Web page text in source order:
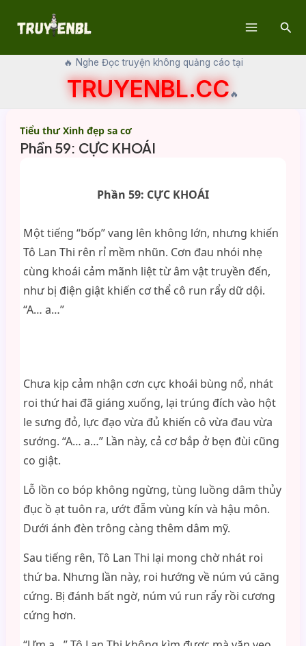
🔥 Nghe Đọc truyện không quảng cáo tại
TRUYENBL.CC🔥
Tiểu thư Xinh đẹp sa cơ
Phần 59: CỰC KHOÁI
Phần 59: CỰC KHOÁI
Một tiếng “bốp” vang lên không lớn, nhưng khiến
Tô Lan Thi rên rỉ mềm nhũn. Cơn đau nhói nhẹ
cùng khoái cảm mãnh liệt từ âm vật truyền đến,
như bị điện giật khiến cơ thể cô run rẩy dữ dội.
“A… a…”
Chưa kịp cảm nhận cơn cực khoái bùng nổ, nhát
roi thứ hai đã giáng xuống, lại trúng đích vào hột
le sưng đỏ, lực đạo vừa đủ khiến cô vừa đau vừa
sướng. “A… a…” Lần này, cả cơ bắp ở bẹn đùi cũng
co giật.
Lỗ lồn co bóp không ngừng, tùng luồng dâm thủy
đục ồ ạt tuôn ra, ướt đẫm vùng kín và hậu môn.
Dưới ánh đèn trông càng thêm dâm mỹ.
Sau tiếng rên, Tô Lan Thi lại mong chờ nhát roi
thứ ba. Nhưng lần này, roi hướng về núm vú căng
cứng. Bị đánh bất ngờ, núm vú run rẩy rồi cương
cứng hơn.